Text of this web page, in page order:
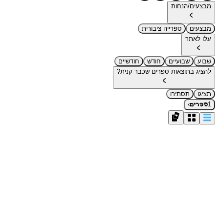
מבצעים/הנחות
מבצעים
ספרייה ציבורית
עלו לאתר
שבוע שבועיים חודש
חודשיים
להציג בתוצאות ספרים שכבר קנית?
תציגו
תסתירו
1ספרים›